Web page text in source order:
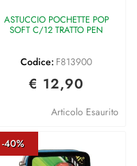
ASTUCCIO POCHETTE POP
SOFT C/12 TRATTO PEN
Codice: F813900
€ 12,90
Articolo Esaurito
-40%